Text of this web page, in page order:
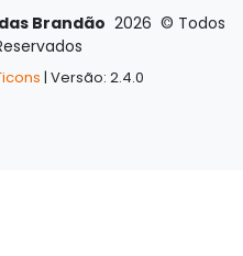
Brandão 2026 © Todos
| Versão: 2.4.0